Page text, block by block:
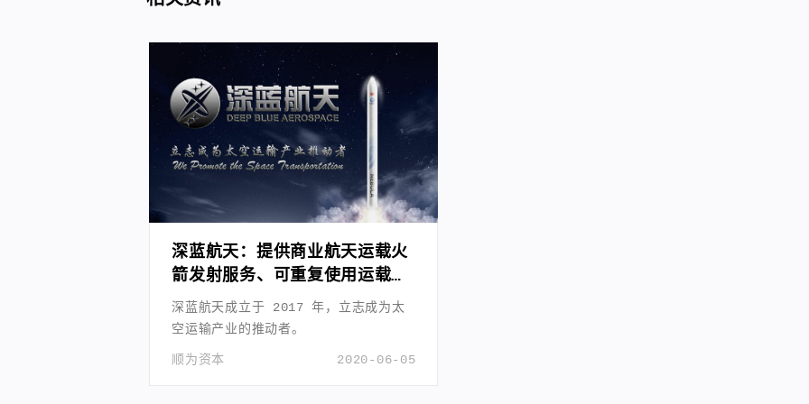
深蓝航天：提供商业航天运载火
箭发射服务、可重复使用运载火
箭产品及相关技术的研发
深蓝航天成立于 2017 年，立志成为太
空运输产业的推动者。
2020-06-05
顺为资本